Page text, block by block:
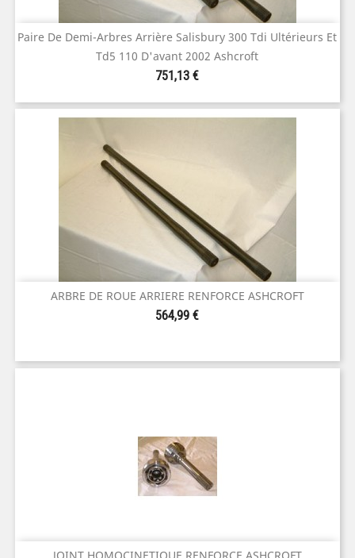
Paire De Demi-Arbres Arrière Salisbury 300 Tdi Ultérieurs Et
Td5 110 D'avant 2002 Ashcroft
Prix
751,13 €
ARBRE DE ROUE ARRIERE RENFORCE ASHCROFT
Prix
564,99 €
JOINT HOMOCINETIQUE RENFORCE ASHCROFT